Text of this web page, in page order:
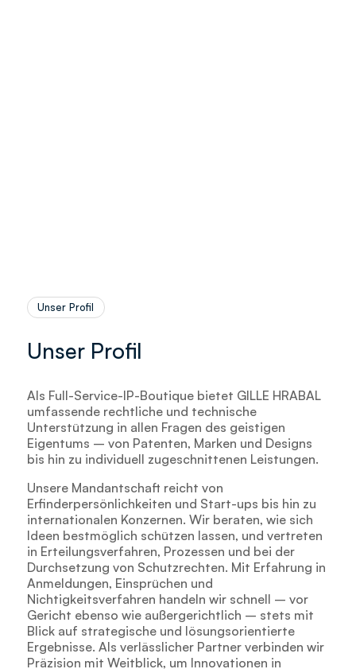
Unser Profil
Unser Profil
Als Full-Service-IP-Boutique bietet GILLE HRABAL
umfassende rechtliche und technische
Unterstützung in allen Fragen des geistigen
Eigentums – von Patenten, Marken und Designs
bis hin zu individuell zugeschnittenen Leistungen.
Unsere Mandantschaft reicht von
Erfinderpersönlichkeiten und Start-ups bis hin zu
internationalen Konzernen. Wir beraten, wie sich
Ideen bestmöglich schützen lassen, und vertreten
in Erteilungsverfahren, Prozessen und bei der
Durchsetzung von Schutzrechten. Mit Erfahrung in
Anmeldungen, Einsprüchen und
Nichtigkeitsverfahren handeln wir schnell – vor
Gericht ebenso wie außergerichtlich – stets mit
Blick auf strategische und lösungsorientierte
Ergebnisse. Als verlässlicher Partner verbinden wir
Präzision mit Weitblick, um Innovationen in